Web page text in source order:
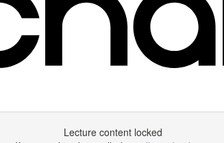
Lecture content locked